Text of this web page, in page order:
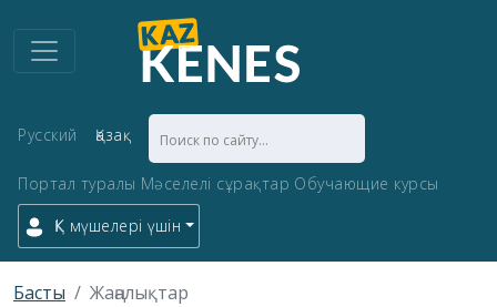
Русский Қазақ
Портал туралы Мәселелі сұрақтар Обучающие курсы
ҚК мүшелері үшін
Басты Жаңалықтар